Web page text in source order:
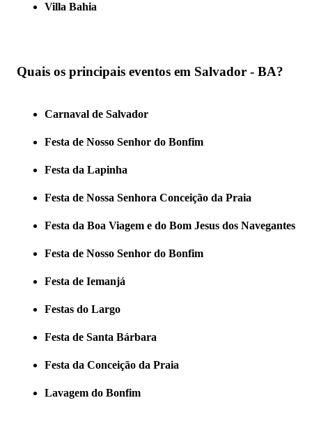
Villa Bahia
Quais os principais eventos em Salvador - BA?
Carnaval de Salvador
Festa de Nosso Senhor do Bonfim
Festa da Lapinha
Festa de Nossa Senhora Conceição da Praia
Festa da Boa Viagem e do Bom Jesus dos Navegantes
Festa de Nosso Senhor do Bonfim
Festa de Iemanjá
Festas do Largo
Festa de Santa Bárbara
Festa da Conceição da Praia
Lavagem do Bonfim